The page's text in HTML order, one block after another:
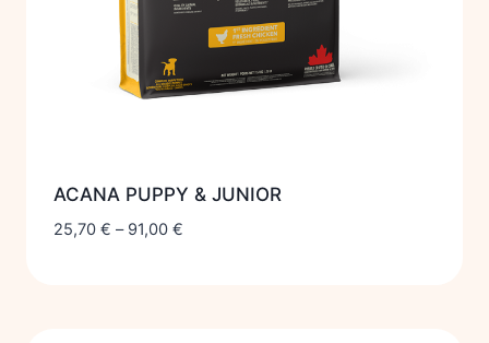
ACANA PUPPY & JUNIOR
25,70 € – 91,00 €